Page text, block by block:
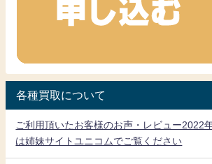
各種買取について
ご利用頂いたお客様のお声・レビュー2022
は姉妹サイトユニコムでご覧ください